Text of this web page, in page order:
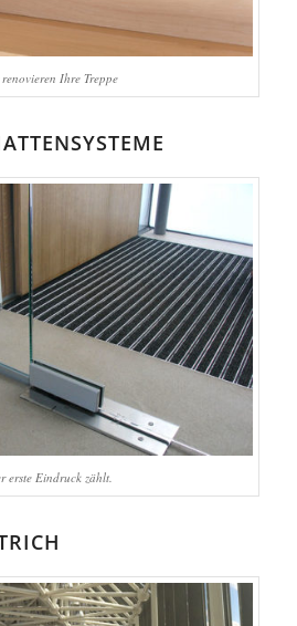
Ihre Treppe
erste Eindruck zählt.